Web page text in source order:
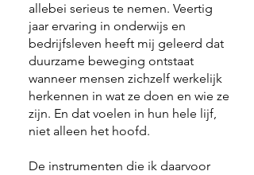
allebei serieus te nemen. Veertig
jaar ervaring in onderwijs en
bedrijfsleven heeft mij geleerd dat
duurzame beweging ontstaat
wanneer mensen zichzelf werkelijk
herkennen in wat ze doen en wie ze
zijn. En dat voelen in hun hele lijf,
niet alleen het hoofd.
De instrumenten die ik daarvoor